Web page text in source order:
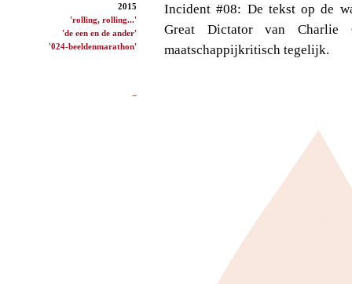
2015
'rolling, rolling...'
'de een en de ander'
'024-beeldenmarathon'
Incident #08: De tekst op de
Great Dictator van Charlie
maatschappijkritisch tegelijk.